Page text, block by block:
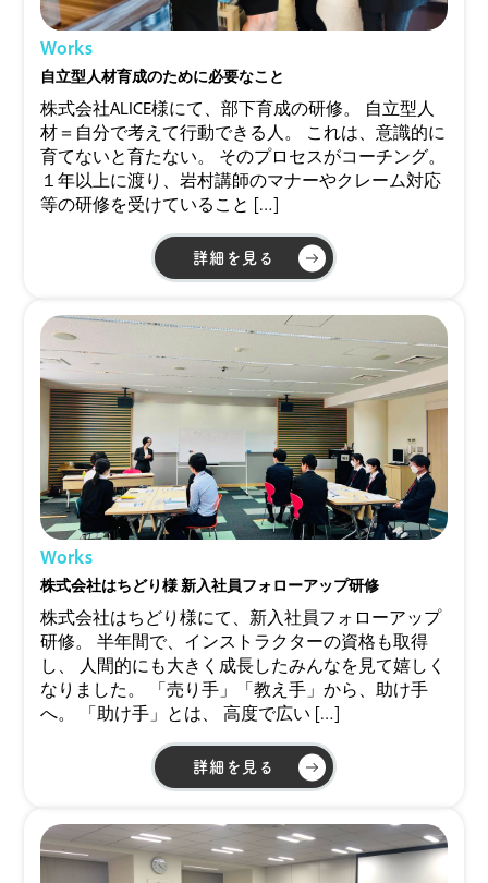
Works
自立型人材育成のために必要なこと
株式会社ALICE様にて、部下育成の研修。 自立型人
材＝自分で考えて行動できる人。 これは、意識的に
育てないと育たない。 そのプロセスがコーチング。
１年以上に渡り、岩村講師のマナーやクレーム対応
等の研修を受けていること […]
詳細を見る
Works
株式会社はちどり様 新入社員フォローアップ研修
株式会社はちどり様にて、新入社員フォローアップ
研修。 半年間で、インストラクターの資格も取得
し、 人間的にも大きく成長したみんなを見て嬉しく
なりました。 「売り手」「教え手」から、助け手
へ。 「助け手」とは、 高度で広い […]
詳細を見る